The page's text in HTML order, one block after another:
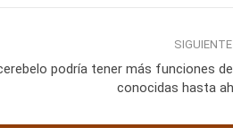
SIGUIENTE
podría tener más funciones
conocidas hasta